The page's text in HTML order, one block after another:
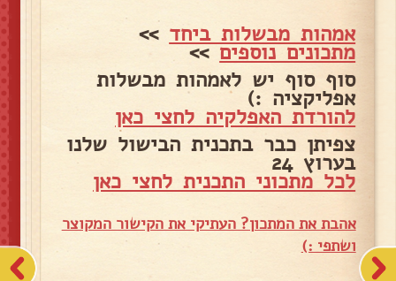
אמהות מבשלות ביחד >>
מתכונים נוספים>>
סוף סוף יש לאמהות מבשלות
אפליקציה :)
להורדת האפלקיה לחצי כאן
צפיתן כבר בתכנית הבישול שלנו
בערוץ 24
לכל מתכוני התכנית לחצי כאן
אהבת את המתכון? העתיקי את הקישור המקוצר
ושתפי :)